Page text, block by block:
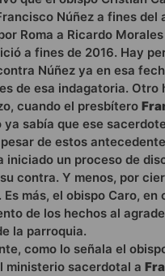
Núñez a fines del
Roma a Ricardo
a fines de 2016. Hay
Núñez ya en esa
de esa indagatoria. Otro
cuando el presbítero
ya sabía que ese
de estos
iniciado un proceso de
contra. Y menos, por
Es más, el obispo Caro,
de los hechos al
la parroquia.
como lo señala el
ministerio sacerdotal a